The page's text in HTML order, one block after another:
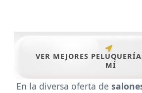
VER MEJORES
MÍ
En la diversa oferta de